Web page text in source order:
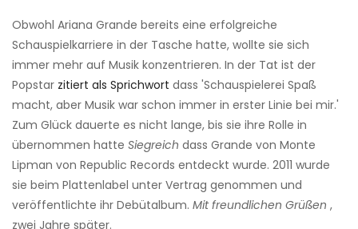
Obwohl Ariana Grande bereits eine erfolgreiche
Schauspielkarriere in der Tasche hatte, wollte sie sich
immer mehr auf Musik konzentrieren. In der Tat ist der
Popstar zitiert als Sprichwort dass 'Schauspielerei Spaß
macht, aber Musik war schon immer in erster Linie bei mir.'
Zum Glück dauerte es nicht lange, bis sie ihre Rolle in
übernommen hatte Siegreich dass Grande von Monte
Lipman von Republic Records entdeckt wurde. 2011 wurde
sie beim Plattenlabel unter Vertrag genommen und
veröffentlichte ihr Debütalbum. Mit freundlichen Grüßen ,
zwei Jahre später.